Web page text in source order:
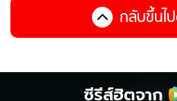
กลับขึ้นไ
ซีรีส์ฮิตจาก